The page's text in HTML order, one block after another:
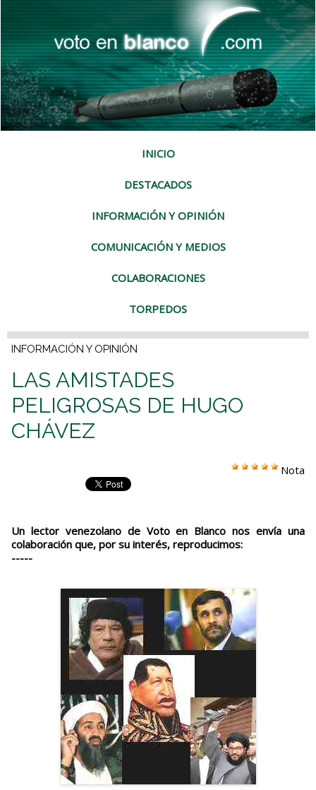
INICIO
DESTACADOS
INFORMACIÓN Y OPINIÓN
COMUNICACIÓN Y MEDIOS
COLABORACIONES
TORPEDOS
INFORMACIÓN Y OPINIÓN
LAS AMISTADES
PELIGROSAS DE HUGO
CHÁVEZ
Nota
Un lector venezolano de Voto en Blanco nos envía una
colaboración que, por su interés, reproducimos:
-----